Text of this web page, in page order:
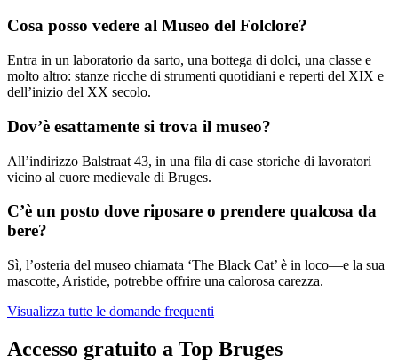
Cosa posso vedere al Museo del Folclore?
Entra in un laboratorio da sarto, una bottega di dolci, una classe e
molto altro: stanze ricche di strumenti quotidiani e reperti del XIX e
dell’inizio del XX secolo.
Dov’è esattamente si trova il museo?
All’indirizzo Balstraat 43, in una fila di case storiche di lavoratori
vicino al cuore medievale di Bruges.
C’è un posto dove riposare o prendere qualcosa da
bere?
Sì, l’osteria del museo chiamata ‘The Black Cat’ è in loco—e la sua
mascotte, Aristide, potrebbe offrire una calorosa carezza.
Visualizza tutte le domande frequenti
Accesso gratuito a Top Bruges